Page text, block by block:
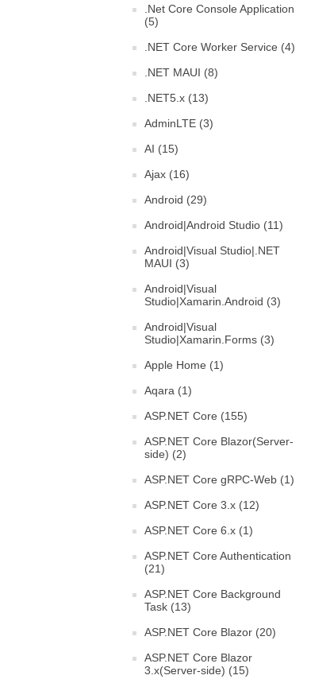
.Net Core Console Application
(5)
.NET Core Worker Service (4)
.NET MAUI (8)
.NET5.x (13)
AdminLTE (3)
AI (15)
Ajax (16)
Android (29)
Android|Android Studio (11)
Android|Visual Studio|.NET
MAUI (3)
Android|Visual
Studio|Xamarin.Android (3)
Android|Visual
Studio|Xamarin.Forms (3)
Apple Home (1)
Aqara (1)
ASP.NET Core (155)
ASP.NET Core Blazor(Server-
side) (2)
ASP.NET Core gRPC-Web (1)
ASP.NET Core 3.x (12)
ASP.NET Core 6.x (1)
ASP.NET Core Authentication
(21)
ASP.NET Core Background
Task (13)
ASP.NET Core Blazor (20)
ASP.NET Core Blazor
3.x(Server-side) (15)